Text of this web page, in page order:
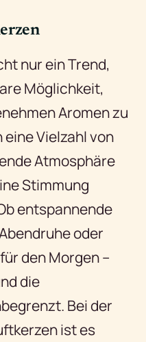
nur ein Trend,
Möglichkeit,
Aromen zu
Vielzahl von
Atmosphäre
Stimmung
entspannende
oder
den Morgen –
die
Bei der
ist es